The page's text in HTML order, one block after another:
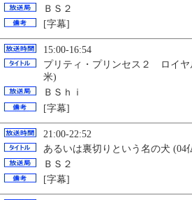
ＢＳ２
[字幕]
15:00-16:54
プリティ・プリンセス２ ロイヤ
米)
ＢＳｈｉ
[字幕]
21:00-22:52
あるいは裏切りという名の犬 (04
ＢＳ２
[字幕]